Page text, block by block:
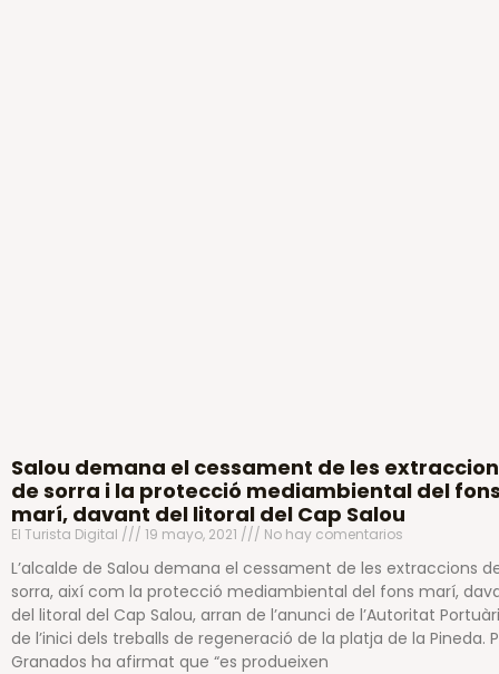
Salou demana el cessament de les
de sorra i la protecció mediambiental del
marí, davant del litoral del Cap Salou
El Turista Digital 19 mayo, 2021 No hay comentarios
L’alcalde de Salou demana el cessament de les extraccions
sorra, així com la protecció mediambiental del fons marí,
del litoral del Cap Salou, arran de l’anunci de l’Autoritat
de l’inici dels treballs de regeneració de la platja de la Pineda.
Granados ha afirmat que “es produeixen